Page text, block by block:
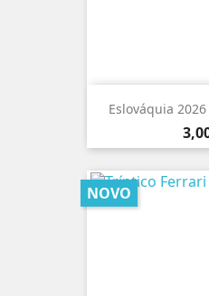
Eslováquia
NOVO